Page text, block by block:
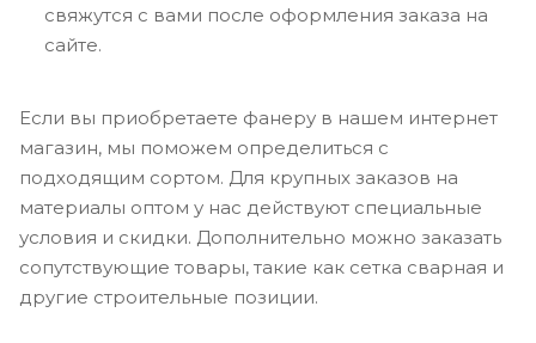
свяжутся с вами после оформления заказа на
сайте.
Если вы приобретаете фанеру в нашем интернет
магазин, мы поможем определиться с
подходящим сортом. Для крупных заказов на
материалы оптом у нас действуют специальные
условия и скидки. Дополнительно можно заказать
сопутствующие товары, такие как сетка сварная и
другие строительные позиции.